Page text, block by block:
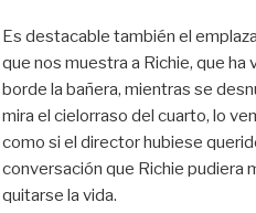
Es destacable también el
que nos muestra a Richie, que ha
borde la bañera, mientras se
mira el cielorraso del cuarto, lo
como si el director hubiese
conversación que Richie pudiera
quitarse la vida.